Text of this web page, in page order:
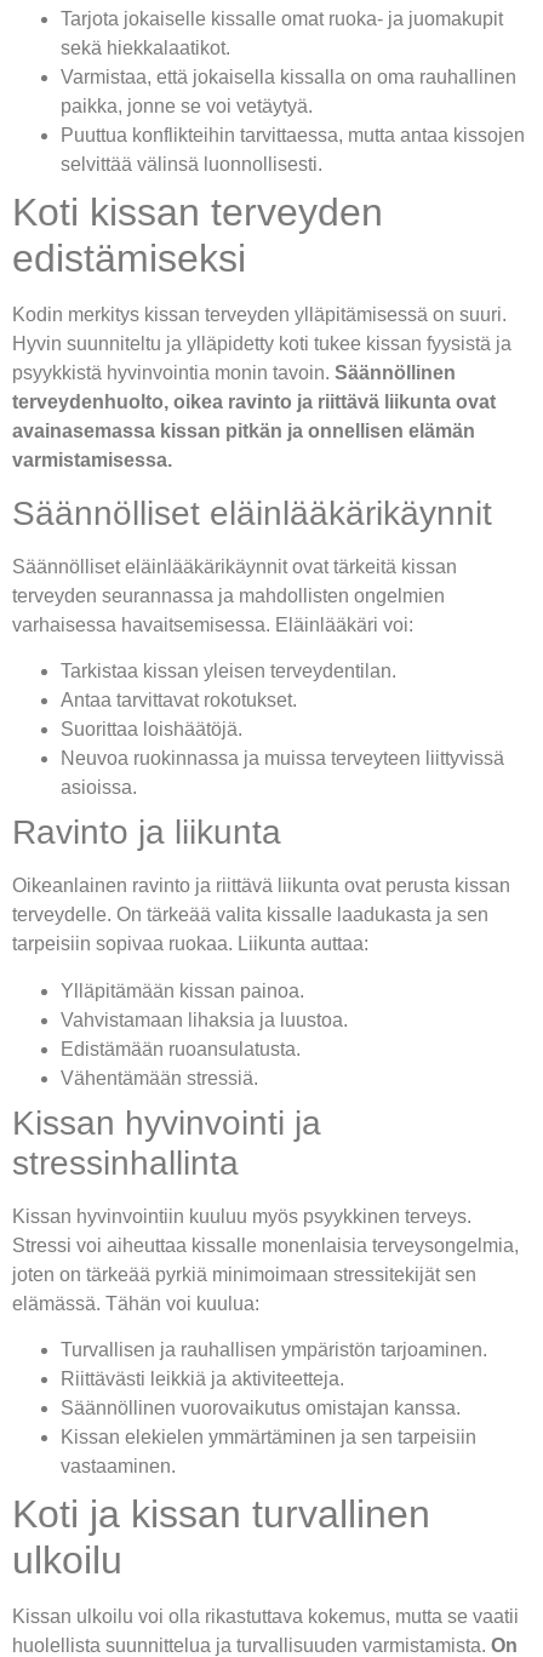
Tarjota jokaiselle kissalle omat ruoka- ja juomakupit
sekä hiekkalaatikot.
Varmistaa, että jokaisella kissalla on oma rauhallinen
paikka, jonne se voi vetäytyä.
Puuttua konflikteihin tarvittaessa, mutta antaa kissojen
selvittää välinsä luonnollisesti.
Koti kissan terveyden
edistämiseksi
Kodin merkitys kissan terveyden ylläpitämisessä on suuri.
Hyvin suunniteltu ja ylläpidetty koti tukee kissan fyysistä ja
psyykkistä hyvinvointia monin tavoin. Säännöllinen
terveydenhuolto, oikea ravinto ja riittävä liikunta ovat
avainasemassa kissan pitkän ja onnellisen elämän
varmistamisessa.
Säännölliset eläinlääkärikäynnit
Säännölliset eläinlääkärikäynnit ovat tärkeitä kissan
terveyden seurannassa ja mahdollisten ongelmien
varhaisessa havaitsemisessa. Eläinlääkäri voi:
Tarkistaa kissan yleisen terveydentilan.
Antaa tarvittavat rokotukset.
Suorittaa loishäätöjä.
Neuvoa ruokinnassa ja muissa terveyteen liittyvissä
asioissa.
Ravinto ja liikunta
Oikeanlainen ravinto ja riittävä liikunta ovat perusta kissan
terveydelle. On tärkeää valita kissalle laadukasta ja sen
tarpeisiin sopivaa ruokaa. Liikunta auttaa:
Ylläpitämään kissan painoa.
Vahvistamaan lihaksia ja luustoa.
Edistämään ruoansulatusta.
Vähentämään stressiä.
Kissan hyvinvointi ja
stressinhallinta
Kissan hyvinvointiin kuuluu myös psyykkinen terveys.
Stressi voi aiheuttaa kissalle monenlaisia terveysongelmia,
joten on tärkeää pyrkiä minimoimaan stressitekijät sen
elämässä. Tähän voi kuulua:
Turvallisen ja rauhallisen ympäristön tarjoaminen.
Riittävästi leikkiä ja aktiviteetteja.
Säännöllinen vuorovaikutus omistajan kanssa.
Kissan elekielen ymmärtäminen ja sen tarpeisiin
vastaaminen.
Koti ja kissan turvallinen
ulkoilu
Kissan ulkoilu voi olla rikastuttava kokemus, mutta se vaatii
huolellista suunnittelua ja turvallisuuden varmistamista. On